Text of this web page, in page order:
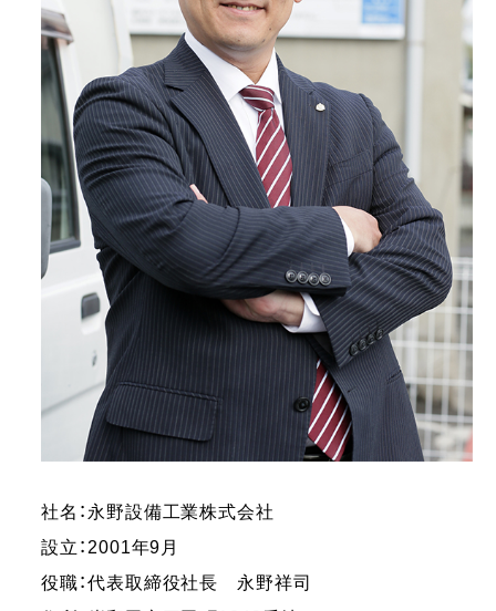
社名：永野設備工業株式会社
設立：2001年9月
役職：代表取締役社長 永野祥司